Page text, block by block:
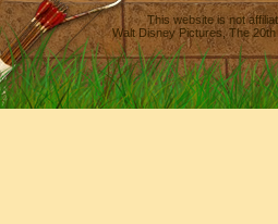
This website is not
Walt Disney Pictures,The